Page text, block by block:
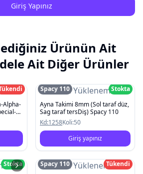
Giriş Yapınız
Ürünün Ait
Ait Diğer Ürünler
Alpha-
Resim Yüklenemedi
Spacy 110
Stokta
Ayna Takimi 8mm (Sol taraf düz,
Sag taraf tersDiş) Spacy 110
Kd:1258Koli:50
Giriş yapınız
Stokta
Resim Yüklenemedi
Spacy 110
Tükendi